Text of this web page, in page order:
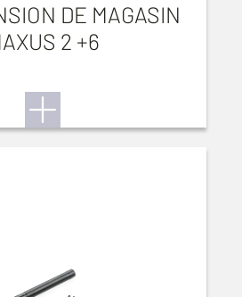
DE MAGASIN
2 +6